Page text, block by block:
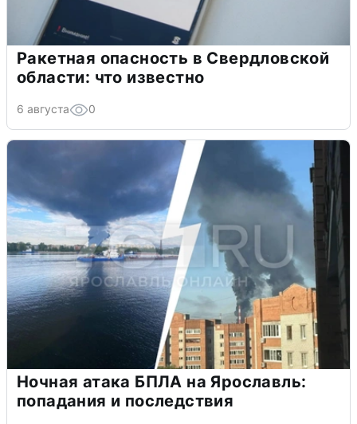
Ракетная опасность в Свердловской
области: что известно
6 августа 0
Ночная атака БПЛА на Ярославль:
попадания и последствия